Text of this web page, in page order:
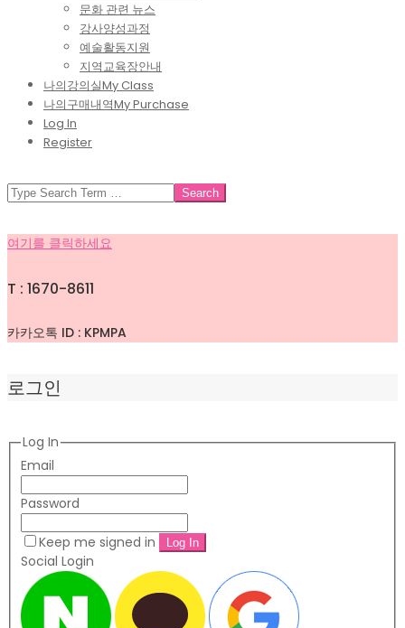
문화 관련 뉴스
강사양성과정
예술활동지원
지역교육장안내
나의강의실My Class
나의구매내역My Purchase
Log In
Register
SEARCH
여기를 클릭하세요
T : 1670-8611
카카오톡 ID : KPMPA
로그인
Log In
Email
Password
Keep me signed in
Social Login